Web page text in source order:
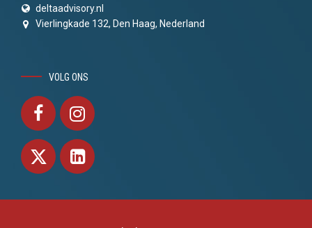
deltaadvisory.nl
Vierlingkade 132, Den Haag, Nederland
VOLG ONS